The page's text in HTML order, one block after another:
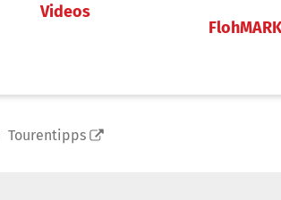
Videos
Tourentipps